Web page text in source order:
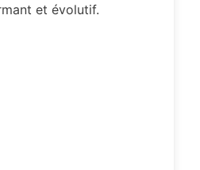
et évolutif.